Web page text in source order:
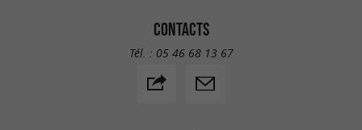
CONTACTS
Tél. : 05 46 68 13 67